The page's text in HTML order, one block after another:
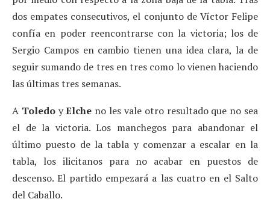
dos empates consecutivos, el conjunto de Víctor Felipe
confía en poder reencontrarse con la victoria; los de
Sergio Campos en cambio tienen una idea clara, la de
seguir sumando de tres en tres como lo vienen haciendo
las últimas tres semanas.
A ToledoyElche no les vale otro resultado que no sea
el de la victoria. Los manchegos para abandonar el
último puesto de la tabla y comenzar a escalar en la
tabla, los ilicitanos para no acabar en puestos de
descenso. El partido empezará a las cuatro en el Salto
del Caballo.